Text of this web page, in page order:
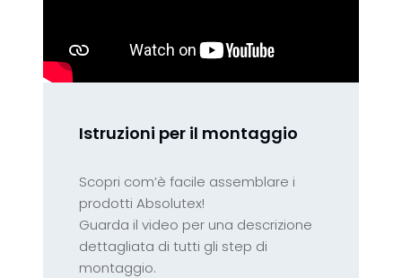
Istruzioni per il montaggio
Scopri com’è facile assemblare i
prodotti Absolutex!
Guarda il video per una descrizione
dettagliata di tutti gli step di
montaggio.